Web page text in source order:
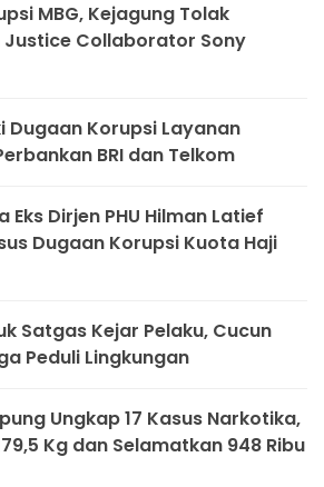
MBG, Kejagung Tolak
Justice Collaborator Sony
Dugaan Korupsi Layanan
BRI dan Telkom
Eks Dirjen PHU Hilman Latief
Dugaan Korupsi Kuota Haji
Satgas Kejar Pelaku, Cucun
Peduli Lingkungan
Ungkap 17 Kasus Narkotika,
Kg dan Selamatkan 948 Ribu